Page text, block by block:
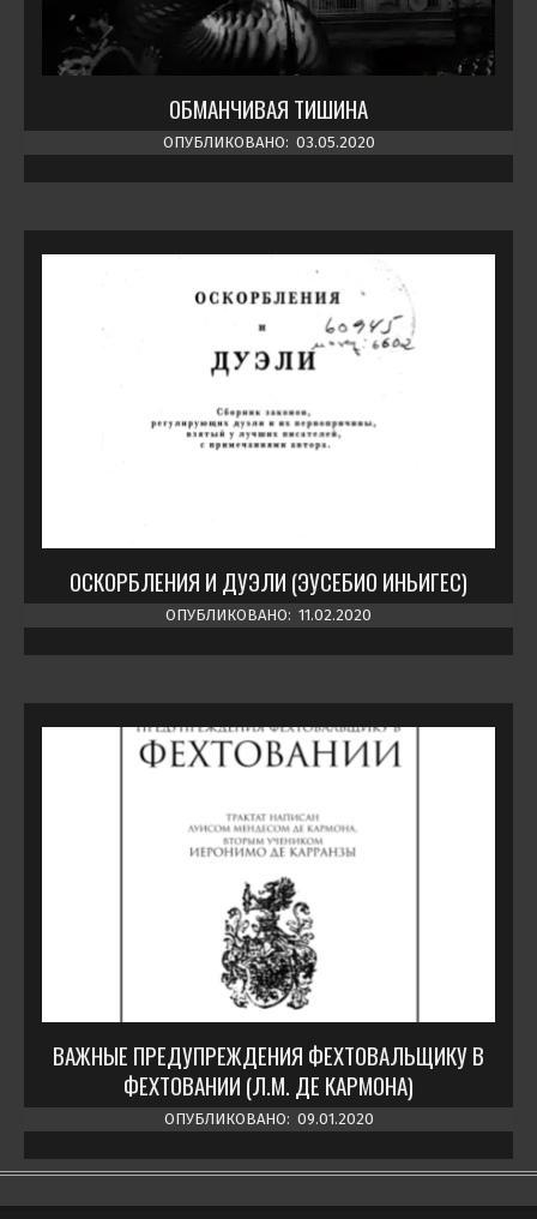
ОБМАНЧИВАЯ ТИШИНА
ОПУБЛИКОВАНО: 03.05.2020
ОСКОРБЛЕНИЯ И ДУЭЛИ (ЭУСЕБИО ИНЬИГЕС)
ОПУБЛИКОВАНО: 11.02.2020
ВАЖНЫЕ ПРЕДУПРЕЖДЕНИЯ ФЕХТОВАЛЬЩИКУ В
ФЕХТОВАНИИ (Л.М. ДЕ КАРМОНА)
ОПУБЛИКОВАНО: 09.01.2020